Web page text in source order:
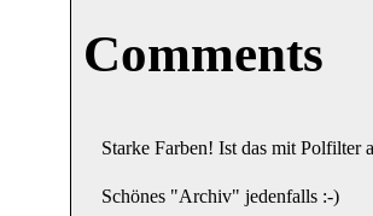
Comments
Starke Farben! Ist das mit Polfilter
Schönes "Archiv" jedenfalls :-)